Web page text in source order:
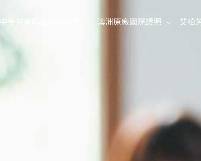
中華芳香精油保健協會 澳洲原廠國際證照 艾柏